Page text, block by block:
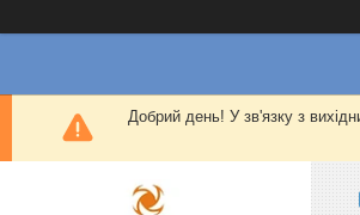
Добрий день! У зв'язку з